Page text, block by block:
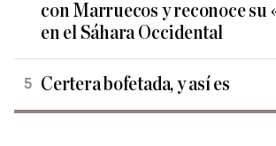
con Marruecos y reconoce su
en el Sáhara Occidental
Certera bofetada, y así es